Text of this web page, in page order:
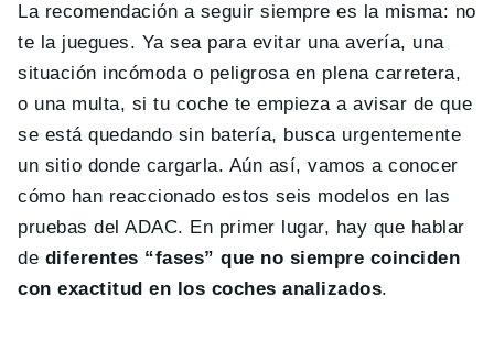
La recomendación a seguir siempre es la misma: no
te la juegues. Ya sea para evitar una avería, una
situación incómoda o peligrosa en plena carretera,
o una multa, si tu coche te empieza a avisar de que
se está quedando sin batería, busca urgentemente
un sitio donde cargarla. Aún así, vamos a conocer
cómo han reaccionado estos seis modelos en las
pruebas del ADAC. En primer lugar, hay que hablar
de diferentes “fases” que no siempre coinciden
con exactitud en los coches analizados.